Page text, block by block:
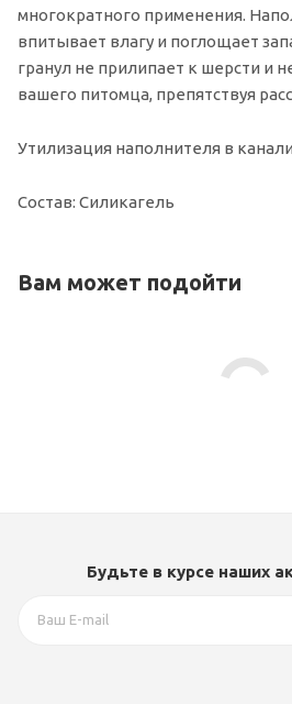
многократного применения.
впитывает влагу и поглощает
гранул не прилипает к шерсти и
вашего питомца, препятствуя
Утилизация наполнителя в
Состав: Силикагель
Вам может подойти
Будьте в курсе наших